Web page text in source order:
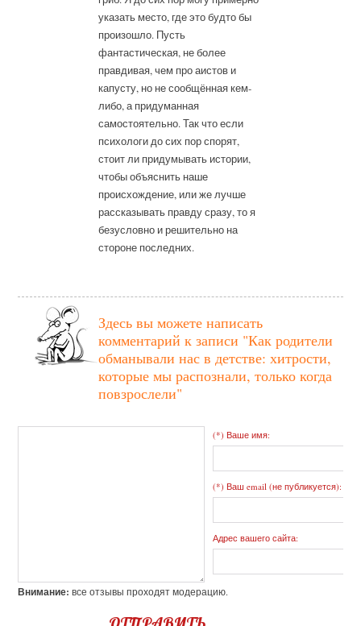
указать место, где это будто бы
произошло. Пусть
фантастическая, не более
правдивая, чем про аистов и
капусту, но не сообщённая кем-
либо, а придуманная
самостоятельно. Так что если
психологи до сих пор спорят,
стоит ли придумывать истории,
чтобы объяснить наше
происхождение, или же лучше
рассказывать правду сразу, то я
безусловно и решительно на
стороне последних.
Здесь вы можете написать
комментарий к записи "Как родители
обманывали нас в детстве: хитрости,
которые мы распознали, только когда
повзрослели"
(*) Ваше имя:
(*) Ваш email (не публикуется):
Адрес вашего сайта:
Внимание: все отзывы проходят модерацию.